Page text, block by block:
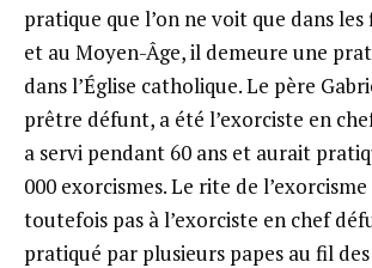
pratique que l’on ne voit que dans
et au Moyen-Âge, il demeure une
dans l’Église catholique. Le père
prêtre défunt, a été l’exorciste en
a servi pendant 60 ans et aurait
000 exorcismes. Le rite de
toutefois pas à l’exorciste en chef
pratiqué par plusieurs papes au fil des